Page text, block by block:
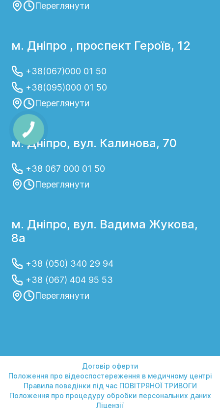
Переглянути
м. Дніпро , проспект Героїв, 12
+38(067)000 01 50
+38(095)000 01 50
Переглянути
м. Дніпро, вул. Калинова, 70
+38 067 000 01 50
Переглянути
м. Дніпро, вул. Вадима Жукова,
8а
+38 (050) 340 29 94
+38 (067) 404 95 53
Переглянути
Договір оферти
Положення про відеоспостереження в медичному центрі
Правила поведінки під час ПОВІТРЯНОЇ ТРИВОГИ
Положення про процедуру обробки персональних даних
Ліцензії